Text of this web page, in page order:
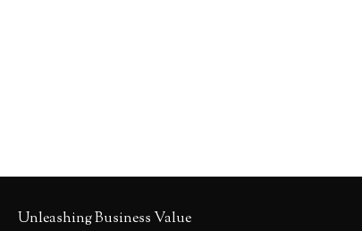
Unleashing Business Value